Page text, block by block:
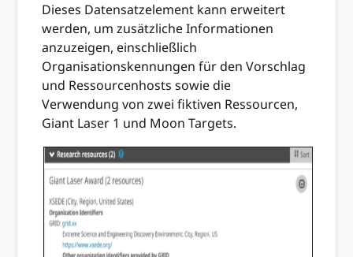
Dieses Datensatzelement kann erweitert
werden, um zusätzliche Informationen
anzuzeigen, einschließlich
Organisationskennungen für den Vorschlag
und Ressourcenhosts sowie die
Verwendung von zwei fiktiven Ressourcen,
Giant Laser 1 und Moon Targets.